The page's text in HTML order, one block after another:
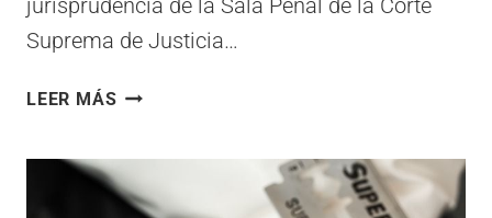
jurisprudencia de la Sala Penal de la Corte
Suprema de Justicia…
LEER MÁSLOS
ACTOS
SEXUALES